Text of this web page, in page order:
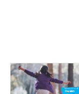
Nieuw woord:
Dwalen